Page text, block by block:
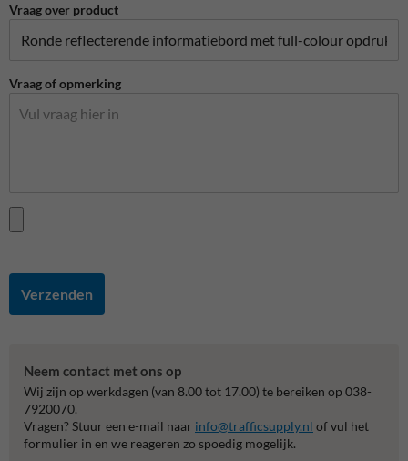
Vraag over product
Vraag of opmerking
Verzenden
Neem contact met ons op
Wij zijn op werkdagen (van 8.00 tot 17.00) te bereiken op 038-
7920070.
Vragen? Stuur een e-mail naar info@trafficsupply.nl of vul het
formulier in en we reageren zo spoedig mogelijk.